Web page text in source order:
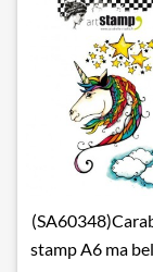
stamp A6 ma